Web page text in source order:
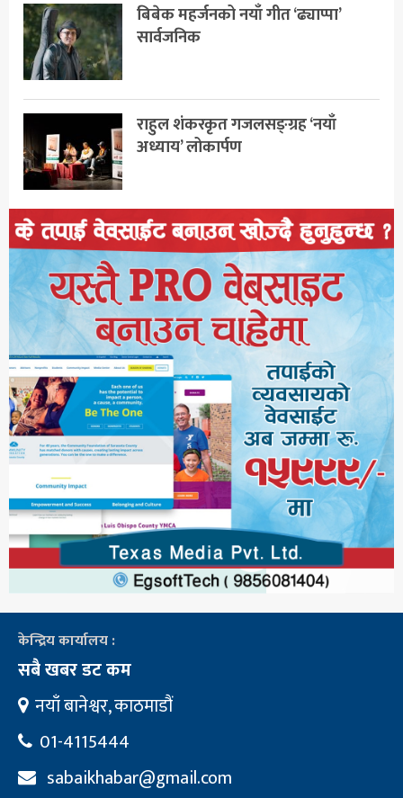
बिबेक महर्जनको नयाँ गीत ‘ढ्याप्पा’
सार्वजनिक
राहुल शंकरकृत गजलसङ्ग्रह ‘नयाँ
अध्याय’ लोकार्पण
केन्द्रिय कार्यालय :
सबै खबर डट कम
नयाँ बानेश्वर, काठमाडौं
01-4115444
sabaikhabar@gmail.com